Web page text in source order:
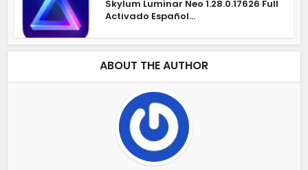
Skylum Luminar Neo 1.28.0.17626 Full
Activado Español...
ABOUT THE AUTHOR